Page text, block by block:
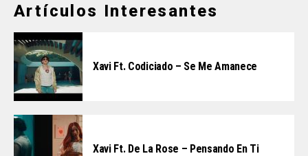
Artículos Interesantes
Xavi Ft. Codiciado – Se Me Amanece
Xavi Ft. De La Rose – Pensando En Ti